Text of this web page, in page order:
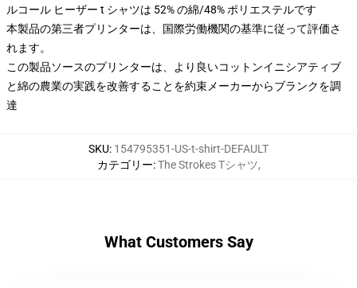
ルコール ヒーザー t シャツは 52% の綿/48% ポリエステルです
本製品の第三者プリンターは、国際労働機関の基準に従って評価さ
れます。
この製品ソースのプリンターは、より良いコットンイニシアティブ
と綿の農業の実践を改善することを約束メーカーからブランクを調
達
SKU: 154795351-US-t-shirt-DEFAULT
カテゴリー:The Strokes Tシャツ,
What Customers Say